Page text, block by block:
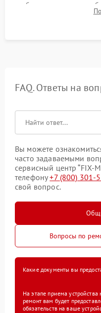
набора температуры,
конденсата) и
FAQ. Ответы на
Вы можете
часто задаваемыми
сервисный центр “FIX-
телефону+7 (800) 301-
свой вопрос.
Вопросы по
Какие документы вы
На этапе приема
ремонт вам будет
обязательств на ваше